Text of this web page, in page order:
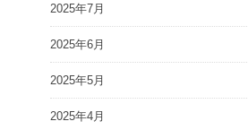
2025年7月
2025年6月
2025年5月
2025年4月